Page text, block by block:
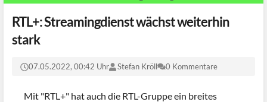
RTL+: Streamingdienst wächst weiterhin
stark
07.05.2022, 00:42 Uhr Stefan Kröll 0 Kommentare
Mit "RTL+" hat auch die RTL-Gruppe ein breites